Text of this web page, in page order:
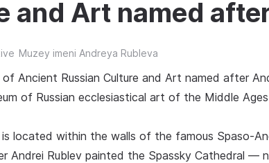
and Art named
Muzey imeni Andreya Rubleva
of Ancient Russian Culture and Art named after
of Russian ecclesiastical art of the Middle
is located within the walls of the famous Spaso-
Andrei Rublev painted the Spassky Cathedral —